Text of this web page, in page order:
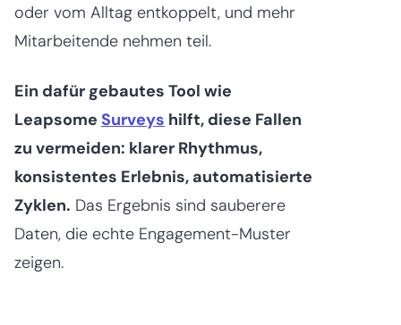
oder vom Alltag entkoppelt, und mehr
Mitarbeitende nehmen teil.
Ein dafür gebautes Tool wie
Leapsome Surveys hilft, diese Fallen
zu vermeiden: klarer Rhythmus,
konsistentes Erlebnis, automatisierte
Zyklen. Das Ergebnis sind sauberere
Daten, die echte Engagement-Muster
zeigen.